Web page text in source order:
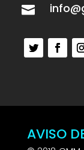

AVISO